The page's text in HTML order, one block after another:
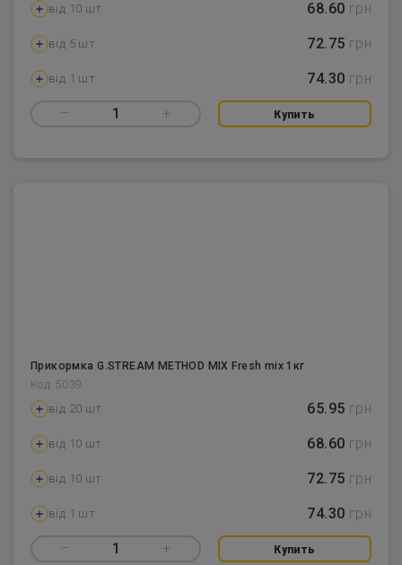
від 10 шт 68.60 грн
від 5 шт 72.75 грн
від 1 шт 74.30 грн
– 1 + Купить
Прикормка G.STREAM METHOD MIX Fresh mix 1кг
Код: 5039
від 20 шт 65.95 грн
від 10 шт 68.60 грн
від 10 шт 72.75 грн
від 1 шт 74.30 грн
– 1 + Купить